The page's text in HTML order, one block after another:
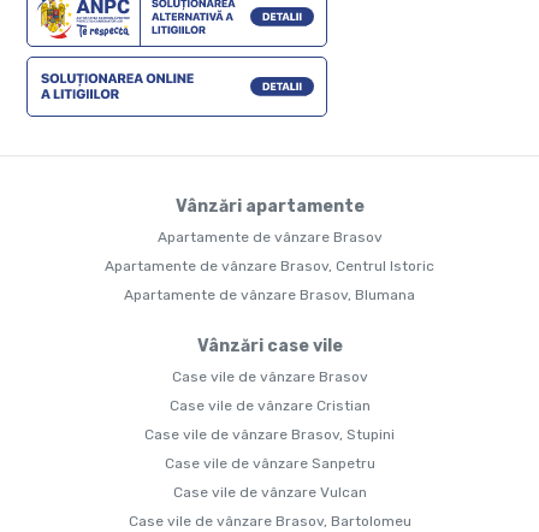
Vânzări apartamente
Apartamente de vânzare Brasov
Apartamente de vânzare Brasov, Centrul Istoric
Apartamente de vânzare Brasov, Blumana
Vânzări case vile
Case vile de vânzare Brasov
Case vile de vânzare Cristian
Case vile de vânzare Brasov, Stupini
Case vile de vânzare Sanpetru
Case vile de vânzare Vulcan
Case vile de vânzare Brasov, Bartolomeu